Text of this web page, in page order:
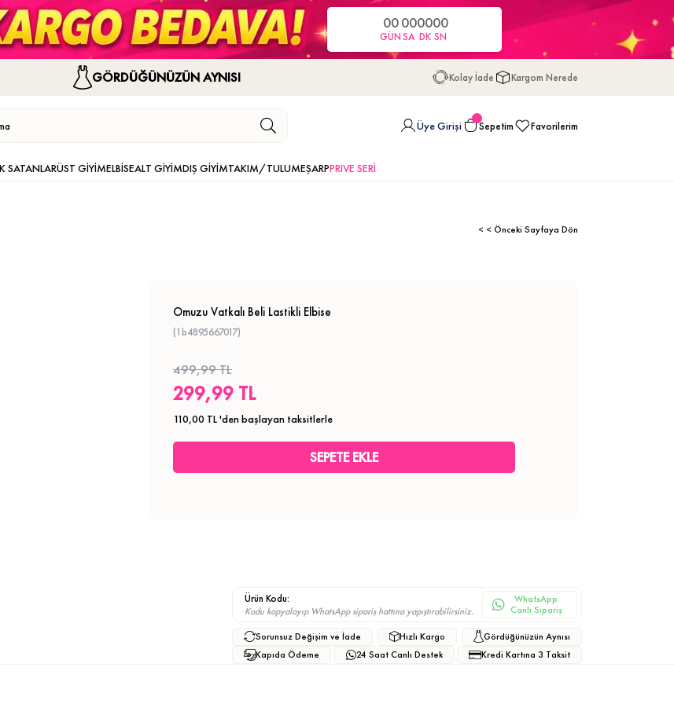
00
GÜN
00
SA
00
DK
00
SN
GÖRDÜĞÜNÜZÜN AYNISI Kolay İade Kargom Nerede
Üye Girişi Sepetim Favorilerim
SATANLARÜST GİYİMELBİSEALT GİYİMDIŞ GİYİMTAKIM/TULUMEŞARPPRIVE SERİ
< < Önceki Sayfaya Dön
Omuzu Vatkalı Beli Lastikli Elbise
(1b4895667017)
499,99 TL
299,99 TL
110,00 TL'den başlayan taksitlerle
Ürün Kodu:
Kodu kopyalayıp WhatsApp sipariş hattına yapıştırabilirsiniz.
WhatsApp
Canlı Sipariş
Sorunsuz Değişim ve İade Hızlı Kargo
Gördüğünüzün Aynısı
Kapıda Ödeme
24 Saat Canlı Destek Kredi Kartına 3 Taksit